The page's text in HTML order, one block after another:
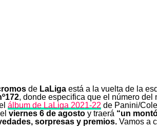
deLaLigaestá a la vuelta de la
, donde especifica que el número del
álbum de LaLiga 2021-22 de Panini/
viernes 6 de agostoy traerá “un
sorpresas y premios. Vamos a